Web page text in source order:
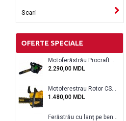
Scari
OFERTE SPECIALE
Motoferăstrău Procraft GS-58X
2.290,00 MDL
Motoferestrau Rotor CS5200A
1.480,00 MDL
Ferăstrău cu lanţ pe benzină Procraft GS450